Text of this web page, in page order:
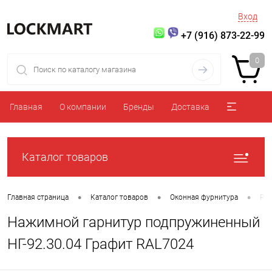
Вход
+7 (916) 873-22-99
0
Главная О компании Бренды Доставка
Каталог товаров
Главная страница • Каталог товаров • Оконная фурнитура •
Нажимной гарнитур подпружиненный
НГ-92.30.04 Графит RAL7024